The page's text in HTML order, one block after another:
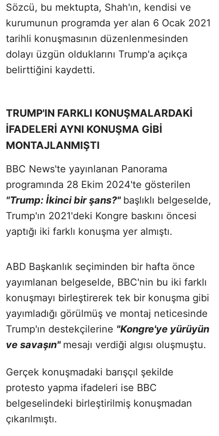
Sözcü, bu mektupta, Shah'ın, kendisi ve
kurumunun programda yer alan 6 Ocak 2021
tarihli konuşmasının düzenlenmesinden
dolayı üzgün olduklarını Trump'a açıkça
belirttiğini kaydetti.
TRUMP'IN FARKLI KONUŞMALARDAKİ
İFADELERİ AYNI KONUŞMA GİBİ
MONTAJLANMIŞTI
BBC News'te yayınlanan Panorama
programında 28 Ekim 2024'te gösterilen
"Trump: İkinci bir şans?" başlıklı belgeselde,
Trump'ın 2021'deki Kongre baskını öncesi
yaptığı iki farklı konuşma yer almıştı.
ABD Başkanlık seçiminden bir hafta önce
yayımlanan belgeselde, BBC'nin bu iki farklı
konuşmayı birleştirerek tek bir konuşma gibi
yayımladığı görülmüş ve montaj neticesinde
Trump'ın destekçilerine "Kongre'ye yürüyün
ve savaşın" mesajı verdiği algısı oluşmuştu.
Gerçek konuşmadaki barışçıl şekilde
protesto yapma ifadeleri ise BBC
belgeselindeki birleştirilmiş konuşmadan
çıkarılmıştı.